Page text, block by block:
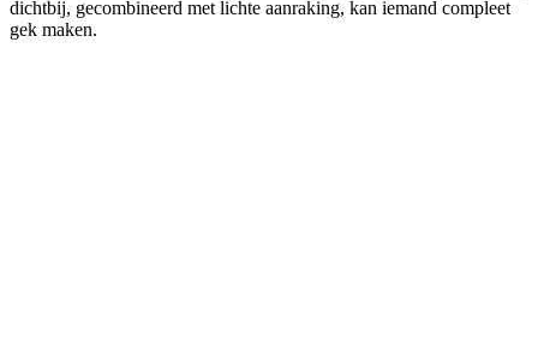
dichtbij, gecombineerd met lichte aanraking, kan iemand compleet
gek maken.